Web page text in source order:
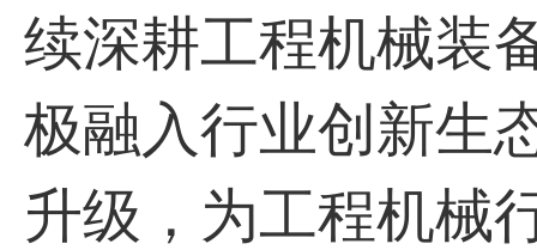
续深耕工程机械装
极融入行业创新生
升级，为工程机械